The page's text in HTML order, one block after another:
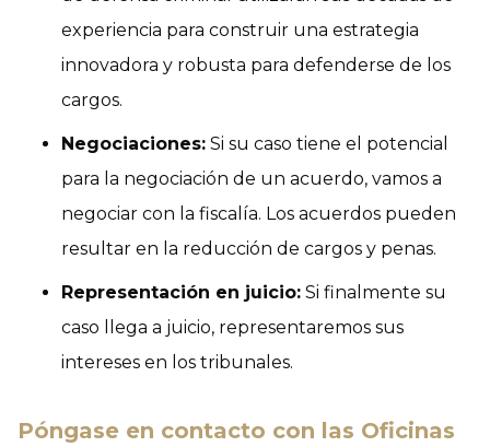
experiencia para construir una estrategia
innovadora y robusta para defenderse de los
cargos.
Negociaciones: Si su caso tiene el potencial
para la negociación de un acuerdo, vamos a
negociar con la fiscalía. Los acuerdos pueden
resultar en la reducción de cargos y penas.
Representación en juicio: Si finalmente su
caso llega a juicio, representaremos sus
intereses en los tribunales.
Póngase en contacto con las Oficinas